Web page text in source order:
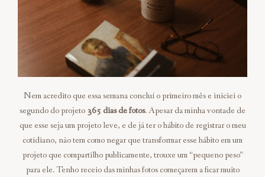
Nem acredito que essa semana concluí o primeiro mês e iniciei o
segundo do projeto 365 dias de fotos. Apesar da minha vontade de
que esse seja um projeto leve, e de já ter o hábito de registrar o meu
cotidiano, não tem como negar que transformar esse hábito em um
projeto que compartilho publicamente, trouxe um “pequeno peso”
para ele. Tenho receio das minhas fotos começarem a ficar muito